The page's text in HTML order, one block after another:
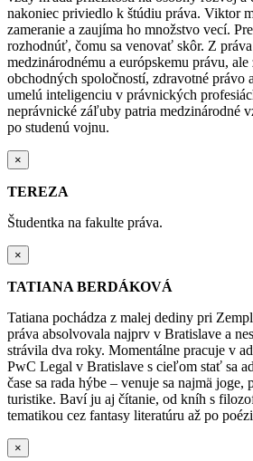
nakoniec priviedlo k štúdiu práva. Viktor
zameranie a zaujíma ho množstvo vecí.
rozhodnúť, čomu sa venovať skôr. Z
medzinárodnému a európskemu právu,
obchodných spoločností, zdravotné právo
umelú inteligenciu v právnických
neprávnické záľuby patria medzinárodné
po studenú vojnu.
×
TEREZA
Študentka na fakulte práva.
×
TATIANA BERDÁKOVÁ
Tatiana pochádza z malej dediny pri
práva absolvovala najprv v Bratislave a
strávila dva roky. Momentálne pracuje v
PwC Legal v Bratislave s cieľom stať sa
čase sa rada hýbe – venuje sa najmä joge,
turistike. Baví ju aj čítanie, od kníh s
tematikou cez fantasy literatúru až po
×